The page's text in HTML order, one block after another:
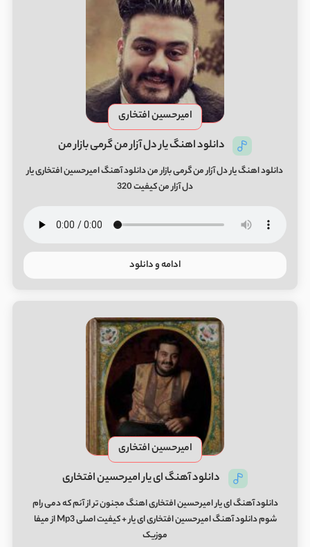
امیرحسین افتخاری
دانلود اهنگ یار دل آزار من گرمی بازار من
دانلود اهنگ یار دل آزار من گرمی بازار من دانلود آهنگ امیرحسین افتخاری یار
دل آزار من کیفیت 320
ادامه و دانلود
امیرحسین افتخاری
دانلود آهنگ ای یار امیرحسین افتخاری
دانلود آهنگ ای یار امیرحسین افتخاری اهنگ مجنون تر از آنم که دمی رام
شوم دانلود آهنگ امیرحسین افتخاری ای یار + کیفیت اصلی Mp3 از میفا
موزیک